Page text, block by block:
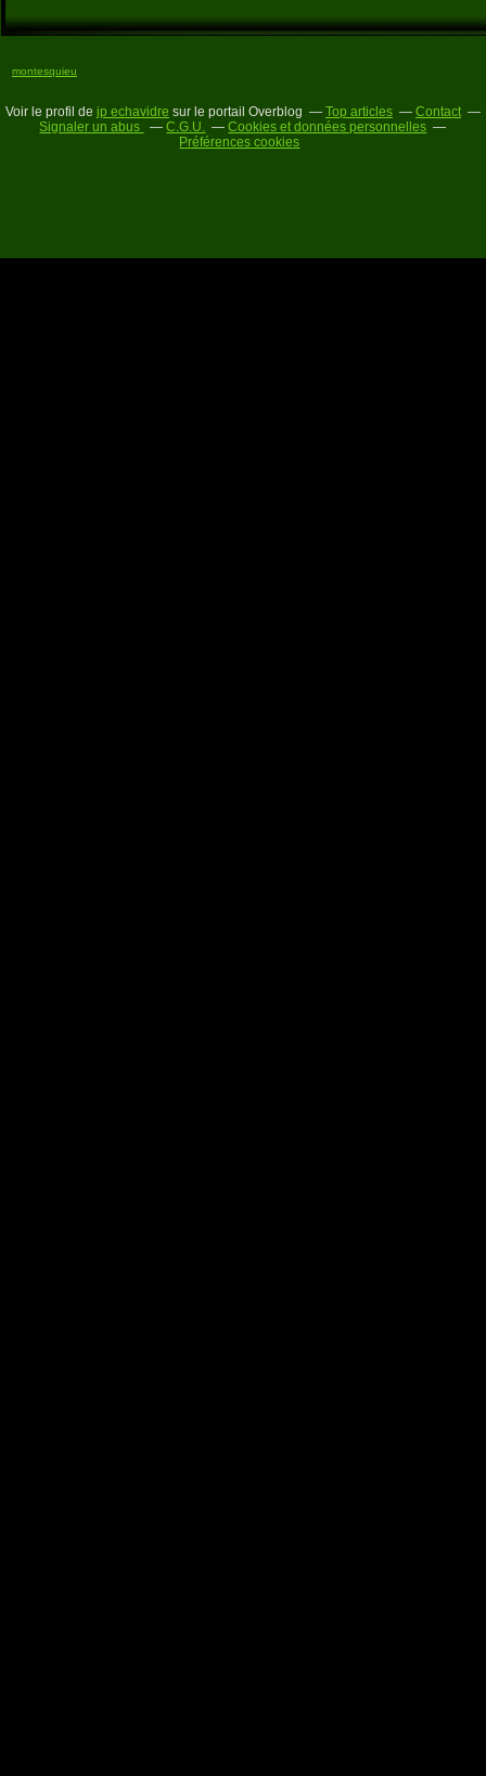
montesquieu
Voir le profil de jp echavidre sur le portail Overblog Top articles
Contact
Signaler un abus
C.G.U.
Cookies et données personnelles
Préférences cookies